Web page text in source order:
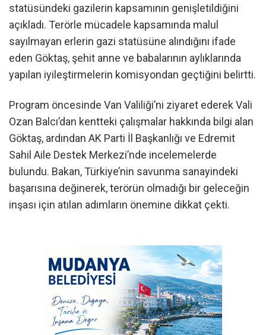
statüsündeki gazilerin kapsamının genişletildiğini
açıkladı. Terörle mücadele kapsamında malul
sayılmayan erlerin gazi statüsüne alındığını ifade
eden Göktaş, şehit anne ve babalarının aylıklarında
yapılan iyileştirmelerin komisyondan geçtiğini belirtti.
Program öncesinde Van Valiliği’ni ziyaret ederek Vali
Ozan Balcı’dan kentteki çalışmalar hakkında bilgi alan
Göktaş, ardından AK Parti İl Başkanlığı ve Edremit
Sahil Aile Destek Merkezi’nde incelemelerde
bulundu. Bakan, Türkiye’nin savunma sanayindeki
başarısına değinerek, terörün olmadığı bir geleceğin
inşası için atılan adımların önemine dikkat çekti.